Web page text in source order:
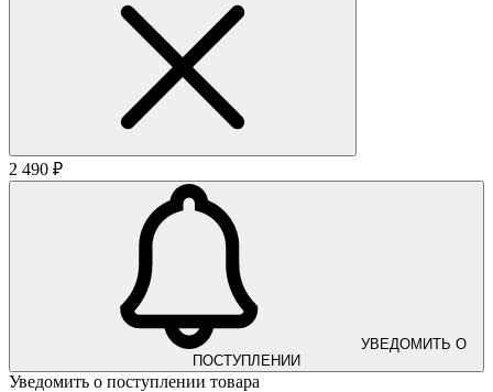
2 490 ₽
УВЕДОМИТЬ О
ПОСТУПЛЕНИИ
Уведомить о поступлении товара